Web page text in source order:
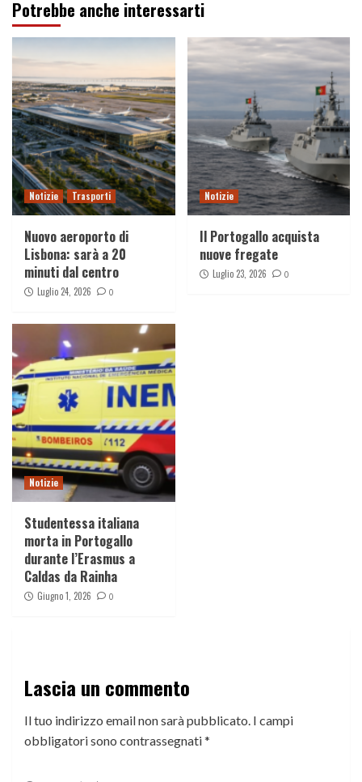
Potrebbe anche interessarti
Notizie Trasporti
Nuovo aeroporto di
Lisbona: sarà a 20
minuti dal centro
Luglio 24, 2026 0
Notizie
Il Portogallo acquista
nuove fregate
Luglio 23, 2026 0
Notizie
Studentessa italiana
morta in Portogallo
durante l’Erasmus a
Caldas da Rainha
Giugno 1, 2026 0
Lascia un commento
Il tuo indirizzo email non sarà pubblicato. I campi
obbligatori sono contrassegnati*